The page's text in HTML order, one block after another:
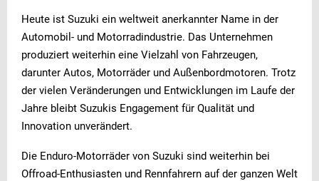
Heute ist Suzuki ein weltweit anerkannter Name in der
Automobil- und Motorradindustrie. Das Unternehmen
produziert weiterhin eine Vielzahl von Fahrzeugen,
darunter Autos, Motorräder und Außenbordmotoren. Trotz
der vielen Veränderungen und Entwicklungen im Laufe der
Jahre bleibt Suzukis Engagement für Qualität und
Innovation unverändert.
Die Enduro-Motorräder von Suzuki sind weiterhin bei
Offroad-Enthusiasten und Rennfahrern auf der ganzen Welt